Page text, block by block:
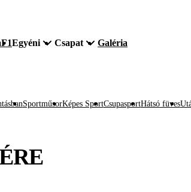
F1Egyéni Csapat Galéria
SportműsorKépes SportCsupasportHátsó füves